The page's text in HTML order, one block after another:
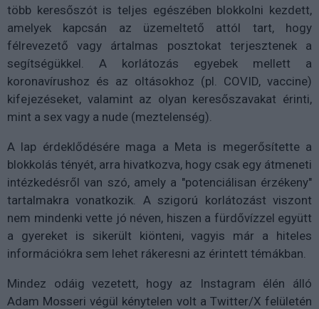
több keresőszót is teljes egészében blokkolni kezdett,
amelyek kapcsán az üzemeltető attól tart, hogy
félrevezető vagy ártalmas posztokat terjesztenek a
segítségükkel. A korlátozás egyebek mellett a
koronavírushoz és az oltásokhoz (pl. COVID, vaccine)
kifejezéseket, valamint az olyan keresőszavakat érinti,
mint a sex vagy a nude (meztelenség).
A lap érdeklődésére maga a Meta is megerősítette a
blokkolás tényét, arra hivatkozva, hogy csak egy átmeneti
intézkedésről van szó, amely a "potenciálisan érzékeny"
tartalmakra vonatkozik. A szigorú korlátozást viszont
nem mindenki vette jó néven, hiszen a fürdővízzel együtt
a gyereket is sikerült kiönteni, vagyis már a hiteles
információkra sem lehet rákeresni az érintett témákban.
Mindez odáig vezetett, hogy az Instagram élén álló
Adam Mosseri végül kénytelen volt a Twitter/X felületén